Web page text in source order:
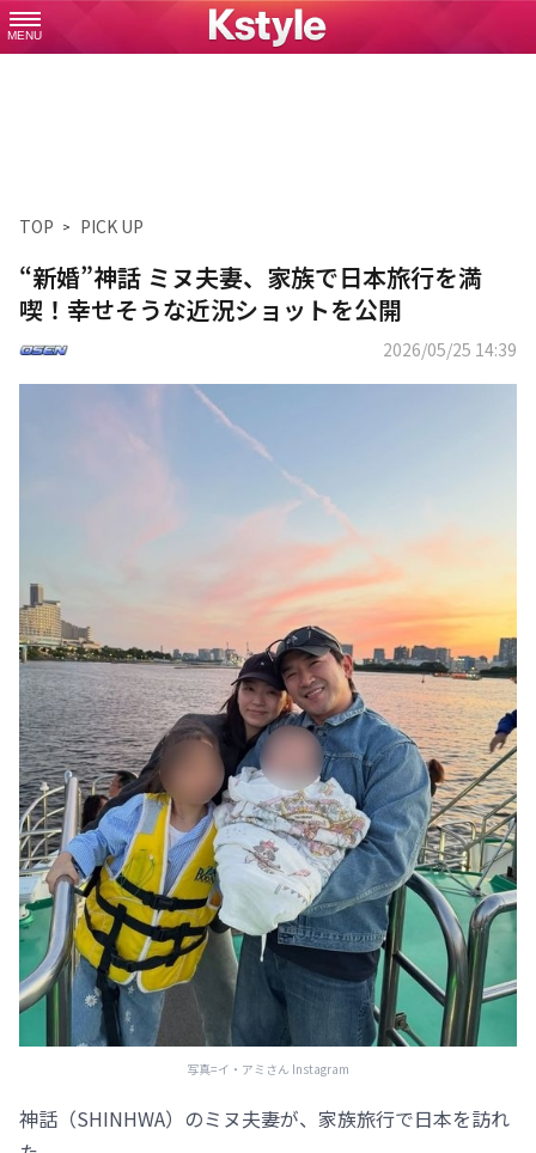
MENU
TOP PICK UP
“新婚”神話 ミヌ夫妻、家族で日本旅行を満
喫！幸せそうな近況ショットを公開
2026/05/25 14:39
写真=イ・アミさん Instagram
神話（SHINHWA）のミヌ夫妻が、家族旅行で日本を訪れ